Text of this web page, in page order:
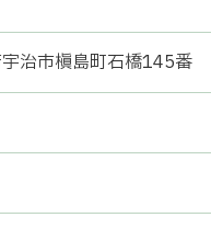
治市槇島町石橋145番